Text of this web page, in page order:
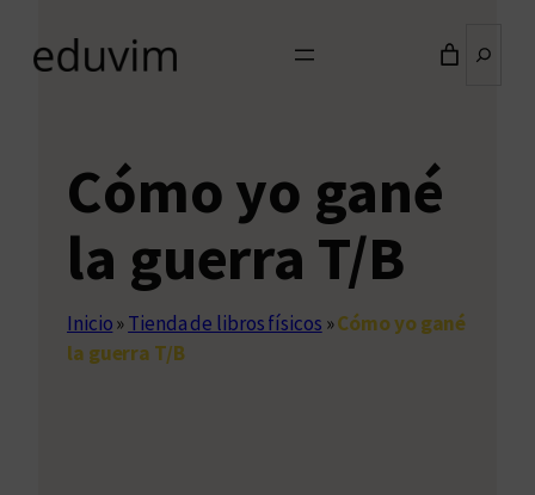
Cómo yo gané
la guerra T/B
Inicio»Tienda de libros físicos »Cómo yo gané
la guerra T/B